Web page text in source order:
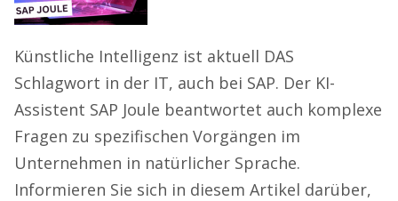
Künstliche Intelligenz ist aktuell DAS
Schlagwort in der IT, auch bei SAP. Der KI-
Assistent SAP Joule beantwortet auch komplexe
Fragen zu spezifischen Vorgängen im
Unternehmen in natürlicher Sprache.
Informieren Sie sich in diesem Artikel darüber,